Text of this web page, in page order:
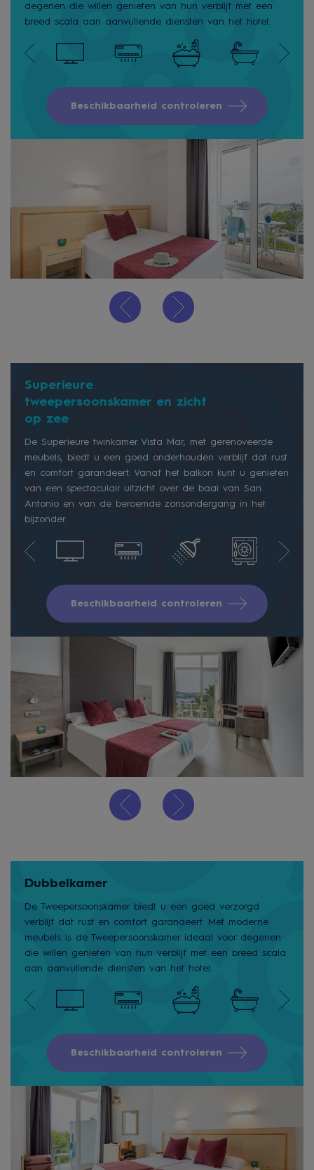
degenen die willen genieten van hun verblijf met een
breed scala aan aanvullende diensten van het hotel.
Beschikbaarheid controleren
Superieure
tweepersoonskamer en zicht
op zee
De Superieure twinkamer Vista Mar, met gerenoveerde
meubels, biedt u een goed onderhouden verblijf dat rust
en comfort garandeert. Vanaf het balkon kunt u genieten
van een spectaculair uitzicht over de baai van San
Antonio en van de beroemde zonsondergang in het
bijzonder.
Beschikbaarheid controleren
Dubbelkamer
De Tweepersoonskamer biedt u een goed verzorgd
verblijf dat rust en comfort garandeert. Met moderne
meubels is de Tweepersoonskamer ideaal voor degenen
die willen genieten van hun verblijf met een breed scala
aan aanvullende diensten van het hotel.
Beschikbaarheid controleren